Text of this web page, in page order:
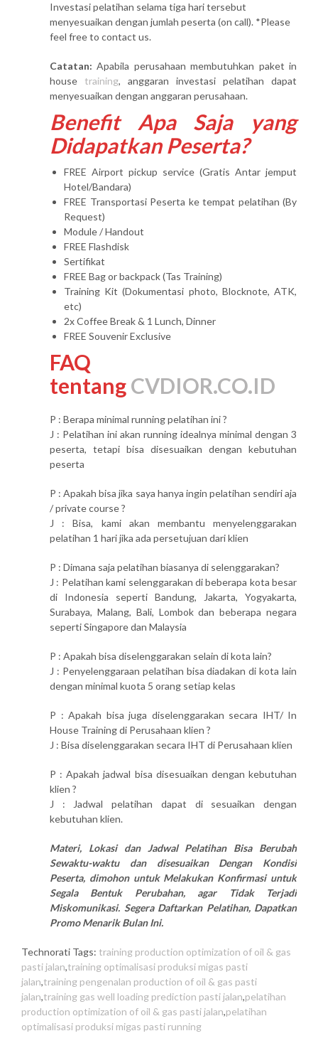
Investasi pelatihan selama tiga hari tersebut
menyesuaikan dengan jumlah peserta (on call). *Please
feel free to contact us.
Catatan: Apabila perusahaan membutuhkan paket in
house training, anggaran investasi pelatihan dapat
menyesuaikan dengan anggaran perusahaan.
Benefit Apa Saja yang
Didapatkan Peserta?
FREE Airport pickup service (Gratis Antar jemput
Hotel/Bandara)
FREE Transportasi Peserta ke tempat pelatihan (By
Request)
Module / Handout
FREE Flashdisk
Sertifikat
FREE Bag or backpack (Tas Training)
Training Kit (Dokumentasi photo, Blocknote, ATK,
etc)
2x Coffee Break & 1 Lunch, Dinner
FREE Souvenir Exclusive
FAQ
tentangCVDIOR.CO.ID
P : Berapa minimal running pelatihan ini ?
J : Pelatihan ini akan running idealnya minimal dengan 3
peserta, tetapi bisa disesuaikan dengan kebutuhan
peserta
P : Apakah bisa jika saya hanya ingin pelatihan sendiri aja
/ private course ?
J : Bisa, kami akan membantu menyelenggarakan
pelatihan 1 hari jika ada persetujuan dari klien
P : Dimana saja pelatihan biasanya di selenggarakan?
J : Pelatihan kami selenggarakan di beberapa kota besar
di Indonesia seperti Bandung, Jakarta, Yogyakarta,
Surabaya, Malang, Bali, Lombok dan beberapa negara
seperti Singapore dan Malaysia
P : Apakah bisa diselenggarakan selain di kota lain?
J : Penyelenggaraan pelatihan bisa diadakan di kota lain
dengan minimal kuota 5 orang setiap kelas
P : Apakah bisa juga diselenggarakan secara IHT/ In
House Training di Perusahaan klien ?
J : Bisa diselenggarakan secara IHT di Perusahaan klien
P : Apakah jadwal bisa disesuaikan dengan kebutuhan
klien ?
J : Jadwal pelatihan dapat di sesuaikan dengan
kebutuhan klien.
Materi, Lokasi dan Jadwal Pelatihan Bisa Berubah
Sewaktu-waktu dan disesuaikan Dengan Kondisi
Peserta, dimohon untuk Melakukan Konfirmasi untuk
Segala Bentuk Perubahan, agar Tidak Terjadi
Miskomunikasi. Segera Daftarkan Pelatihan, Dapatkan
Promo Menarik Bulan Ini.
Technorati Tags: training production optimization of oil & gas
pasti jalan,training optimalisasi produksi migas pasti
jalan,training pengenalan production of oil & gas pasti
jalan,training gas well loading prediction pasti jalan,pelatihan
production optimization of oil & gas pasti jalan,pelatihan
optimalisasi produksi migas pasti running